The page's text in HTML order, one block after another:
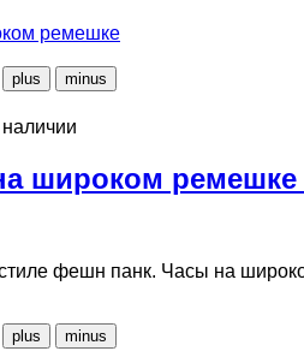
широком ремешке
фешн панк. Часы на